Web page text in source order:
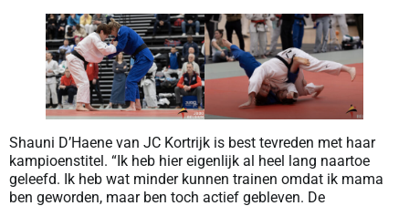
Shauni D’Haene van JC Kortrijk is best tevreden met haar
kampioenstitel. “Ik heb hier eigenlijk al heel lang naartoe
geleefd. Ik heb wat minder kunnen trainen omdat ik mama
ben geworden, maar ben toch actief gebleven. De